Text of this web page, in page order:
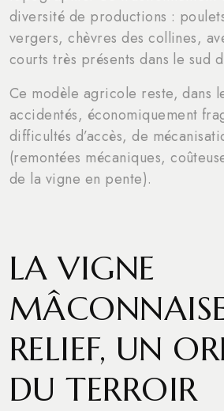
diversité de productions :
vergers, chèvres des collines,
courts très présents dans le sud
Ce modèle agricole reste, dans
accidentés, économiquement
difficultés d’accès, de
(remontées mécaniques,
de la vigne en pente).
LA VIGNE
RELIEF, UN
DU TERROIR